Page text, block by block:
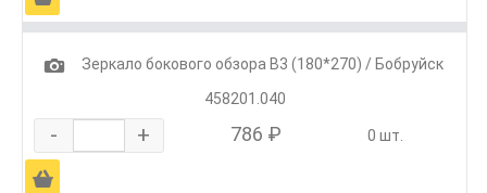
1
Зеркало бокового обзора В3 (180*270) / Бобруйск
458201.040
- + 786 ₽ 0 шт.
Ä